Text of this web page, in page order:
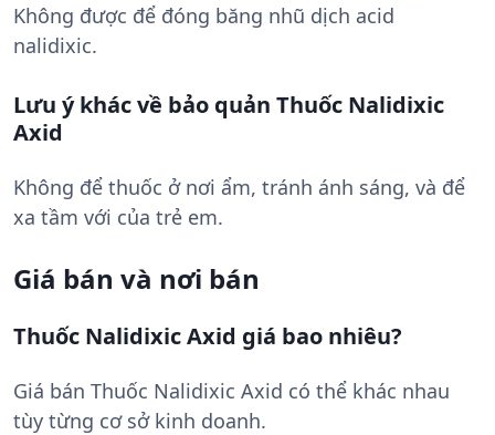
Không được để đóng băng nhũ dịch acid
nalidixic.
Lưu ý khác về bảo quản Thuốc Nalidixic
Axid
Không để thuốc ở nơi ẩm, tránh ánh sáng, và để
xa tầm với của trẻ em.
Giá bán và nơi bán
Thuốc Nalidixic Axid giá bao nhiêu?
Giá bán Thuốc Nalidixic Axid có thể khác nhau
tùy từng cơ sở kinh doanh.